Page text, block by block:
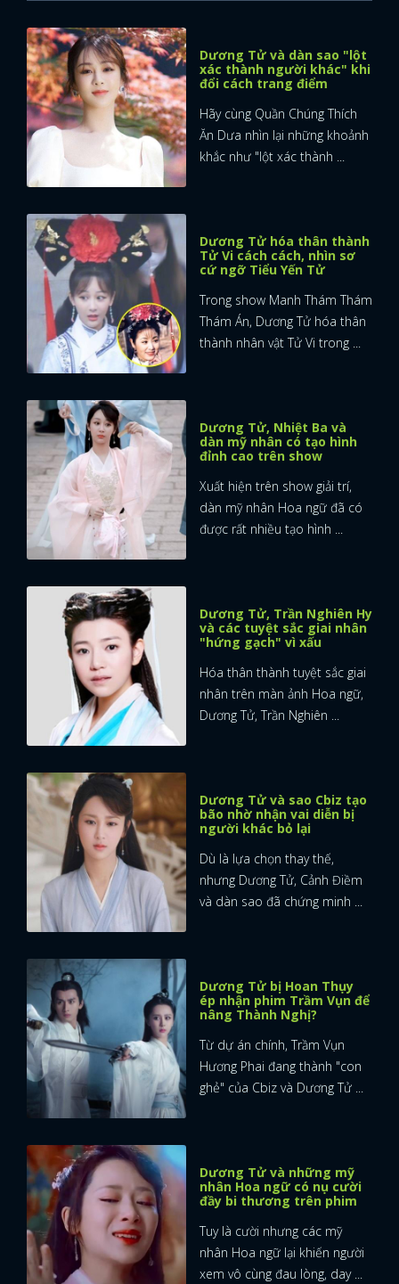
Dương Tử và dàn sao "lột
xác thành người khác" khi
đổi cách trang điểm
Hãy cùng Quần Chúng Thích
Ăn Dưa nhìn lại những khoảnh
khắc như "lột xác thành ...
Dương Tử hóa thân thành
Tử Vi cách cách, nhìn sơ
cứ ngỡ Tiểu Yến Tử
Trong show Manh Thám Thám
Thám Án, Dương Tử hóa thân
thành nhân vật Tử Vi trong ...
Dương Tử, Nhiệt Ba và
dàn mỹ nhân có tạo hình
đỉnh cao trên show
Xuất hiện trên show giải trí,
dàn mỹ nhân Hoa ngữ đã có
được rất nhiều tạo hình ...
Dương Tử, Trần Nghiên Hy
và các tuyệt sắc giai nhân
"hứng gạch" vì xấu
Hóa thân thành tuyệt sắc giai
nhân trên màn ảnh Hoa ngữ,
Dương Tử, Trần Nghiên ...
Dương Tử và sao Cbiz tạo
bão nhờ nhận vai diễn bị
người khác bỏ lại
Dù là lựa chọn thay thế,
nhưng Dương Tử, Cảnh Điềm
và dàn sao đã chứng minh ...
Dương Tử bị Hoan Thụy
ép nhận phim Trầm Vụn để
nâng Thành Nghị?
Từ dự án chính, Trầm Vụn
Hương Phai đang thành "con
ghẻ" của Cbiz và Dương Tử ...
Dương Tử và những mỹ
nhân Hoa ngữ có nụ cười
đầy bi thương trên phim
Tuy là cười nhưng các mỹ
nhân Hoa ngữ lại khiến người
xem vô cùng đau lòng, day ...